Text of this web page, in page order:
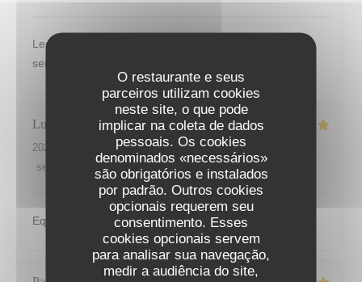
O restaurante e seus
parceiros utilizam cookies
neste site, o que pode
implicar na coleta de dados
pessoais. Os cookies
denominados «necessários»
são obrigatórios e instalados
por padrão. Outros cookies
opcionais requerem seu
consentimento. Esses
cookies opcionais servem
para analisar sua navegação,
medir a audiência do site,
Les plats sont très bien présentés et excellents. Le
service du midi n est pas à l image de l établissement...
Lucita
2026-07-30
- 12:30 - guests 3
service
ambience 5/5 menu 5 quality_price
Equipe au petits soins, cuisine délicieuse.